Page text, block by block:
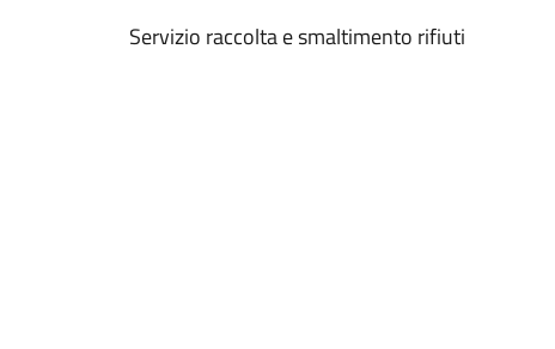
Servizio raccolta e smaltimento rifiuti